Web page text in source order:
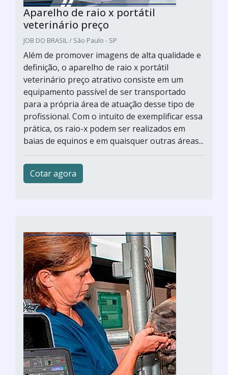
Aparelho de raio x portátil
veterinário preço
JOB DO BRASIL / São Paulo - SP
Além de promover imagens de alta qualidade e
definição, o aparelho de raio x portátil
veterinário preço atrativo consiste em um
equipamento passível de ser transportado
para a própria área de atuação desse tipo de
profissional. Com o intuito de exemplificar essa
prática, os raio-x podem ser realizados em
baias de equinos e em quaisquer outras áreas...
Cotar agora